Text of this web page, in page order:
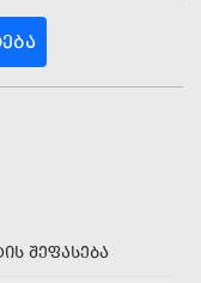
ᲨᲔᲤᲐᲡᲔᲑᲐ